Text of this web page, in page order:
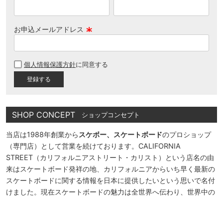
お申込メールアドレス
須
個人情報保護方針に同意する
SHOP CONCEPT ショップコンセプト
当店は1988年創業から スケボー、スケートボードのプロショップ
（専門店）として営業を続けております。CALIFORNIA
STREET（カリフォルニアストリート・カリスト）という店名の由
来はスケートボード発祥の地、カリフォルニアからいち早く最新の
スケートボードに関する情報を日本に提供したいという思いで名付
けました。現在スケートボードの魅力は全世界へ伝わり、世界中の